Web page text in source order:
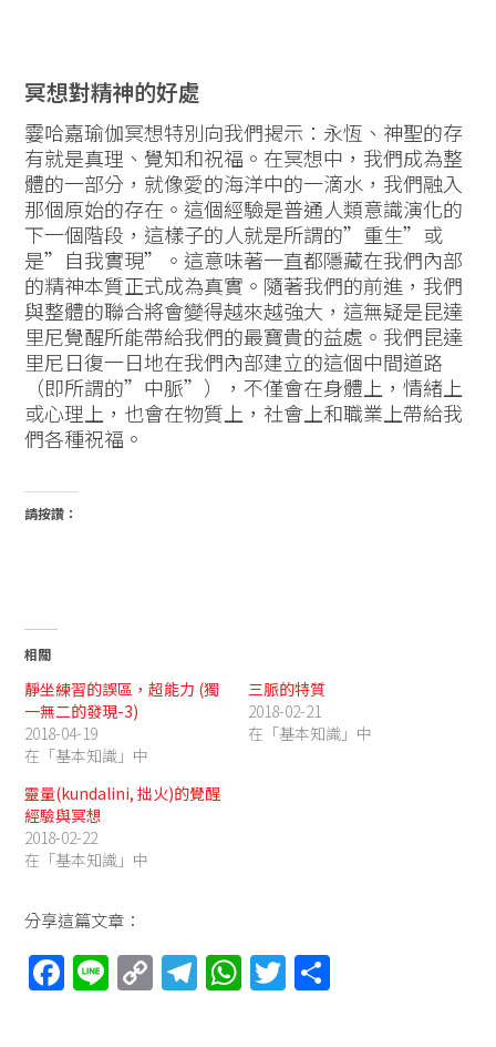
冥想對精神的好處
霎哈嘉瑜伽冥想特別向我們揭示：永恆、神聖的存
有就是真理、覺知和祝福。在冥想中，我們成為整
體的一部分，就像愛的海洋中的一滴水，我們融入
那個原始的存在。這個經驗是普通人類意識演化的
下一個階段，這樣子的人就是所謂的”重生”或
是”自我實現”。這意味著一直都隱藏在我們內部
的精神本質正式成為真實。隨著我們的前進，我們
與整體的聯合將會變得越來越強大，這無疑是昆達
里尼覺醒所能帶給我們的最寶貴的益處。我們昆達
里尼日復一日地在我們內部建立的這個中間道路
（即所謂的”中脈”），不僅會在身體上，情緒上
或心理上，也會在物質上，社會上和職業上帶給我
們各種祝福。
請按讚：
相關
靜坐練習的誤區，超能力 (獨
一無二的發現-3)
2018-04-19
在「基本知識」中
三脈的特質
2018-02-21
在「基本知識」中
靈量(kundalini, 拙火)的覺醒
經驗與冥想
2018-02-22
在「基本知識」中
分享這篇文章：
F
a
Li
n
C
o
T
el
W
h
T
w